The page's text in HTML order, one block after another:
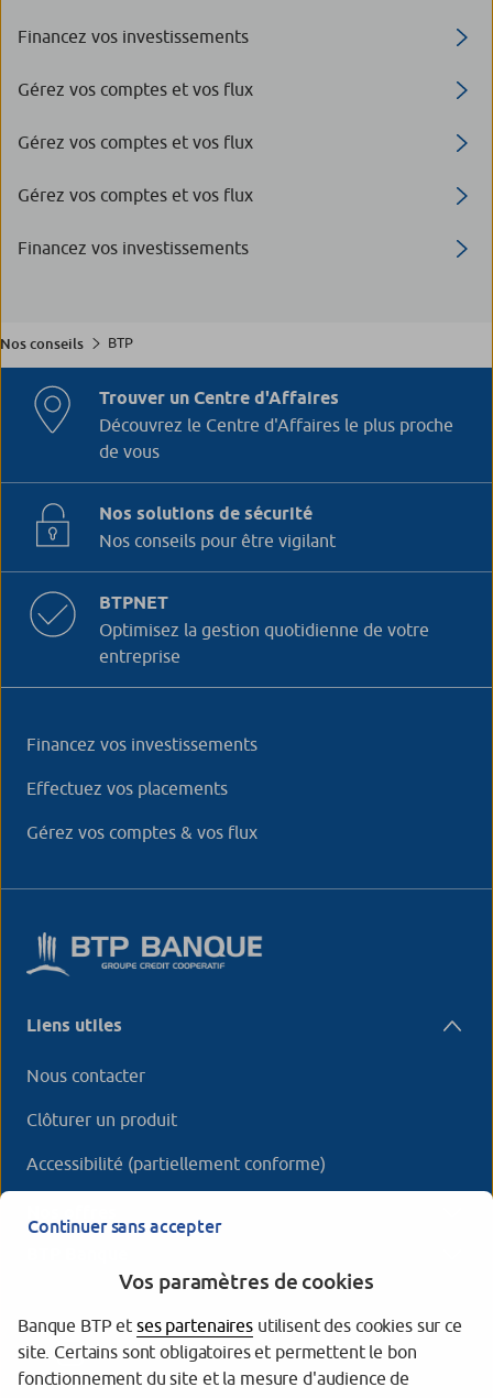
Financez vos investissements
Gérez vos comptes et vos flux
Gérez vos comptes et vos flux
Gérez vos comptes et vos flux
Financez vos investissements
Nos conseils BTP
Trouver un Centre d'Affaires
Découvrez le Centre d'Affaires le plus proche
de vous
Nos solutions de sécurité
Nos conseils pour être vigilant
BTPNET
Optimisez la gestion quotidienne de votre
entreprise
Financez vos investissements
Effectuez vos placements
Gérez vos comptes & vos flux
Liens utiles
Nous contacter
Clôturer un produit
Accessibilité (partiellement conforme)
Continuer sans accepter
Vos paramètres de cookies
Banque BTP etses partenairesutilisent des cookies sur ce
site. Certains sont obligatoires et permettent le bon
fonctionnement du site et la mesure d'audience de